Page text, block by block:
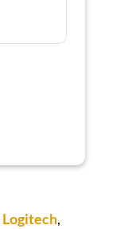
Logitech,